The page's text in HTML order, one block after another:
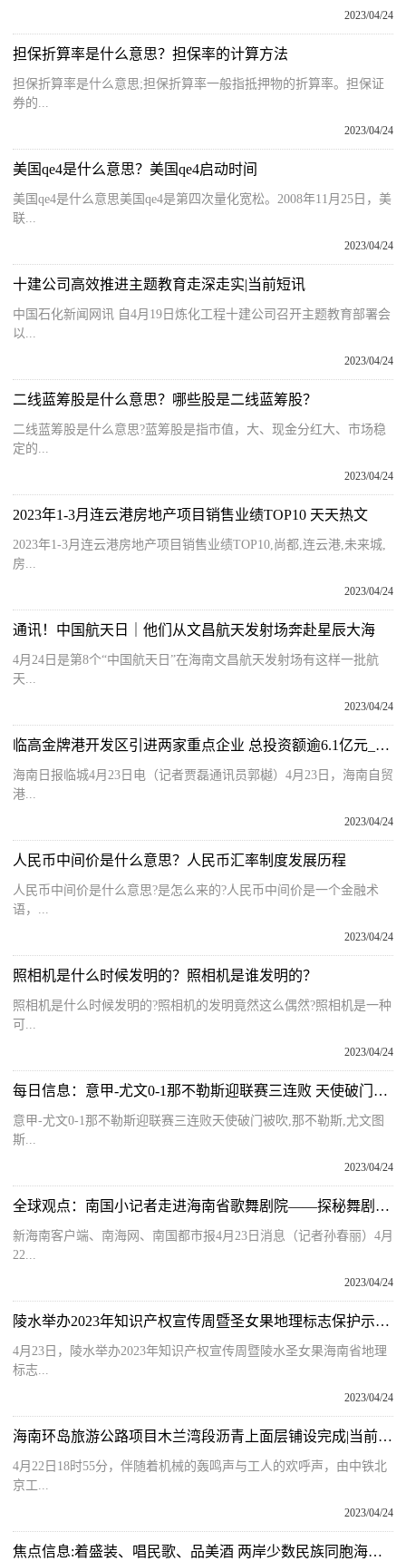
2023/04/24
担保折算率是什么意思？担保率的计算方法
担保折算率是什么意思;担保折算率一般指抵押物的折算率。担保证
券的...
2023/04/24
美国qe4是什么意思？美国qe4启动时间
美国qe4是什么意思美国qe4是第四次量化宽松。2008年11月25日，美
联...
2023/04/24
十建公司高效推进主题教育走深走实|当前短讯
中国石化新闻网讯 自4月19日炼化工程十建公司召开主题教育部署会
以...
2023/04/24
二线蓝筹股是什么意思？哪些股是二线蓝筹股？
二线蓝筹股是什么意思?蓝筹股是指市值，大、现金分红大、市场稳
定的...
2023/04/24
2023年1-3月连云港房地产项目销售业绩TOP10 天天热文
2023年1-3月连云港房地产项目销售业绩TOP10,尚都,连云港,未来城,
房...
2023/04/24
通讯！中国航天日｜他们从文昌航天发射场奔赴星辰大海
4月24日是第8个“中国航天日”在海南文昌航天发射场有这样一批航
天...
2023/04/24
临高金牌港开发区引进两家重点企业 总投资额逾6.1亿元_全球今亮点
海南日报临城4月23日电（记者贾磊通讯员郭樾）4月23日，海南自贸
港...
2023/04/24
人民币中间价是什么意思？人民币汇率制度发展历程
人民币中间价是什么意思?是怎么来的?人民币中间价是一个金融术
语，...
2023/04/24
照相机是什么时候发明的？照相机是谁发明的？
照相机是什么时候发明的?照相机的发明竟然这么偶然?照相机是一种
可...
2023/04/24
每日信息：意甲-尤文0-1那不勒斯迎联赛三连败 天使破门被吹
意甲-尤文0-1那不勒斯迎联赛三连败天使破门被吹,那不勒斯,尤文图
斯...
2023/04/24
全球观点：南国小记者走进海南省歌舞剧院——探秘舞剧《李白》台前幕后
新海南客户端、南海网、南国都市报4月23日消息（记者孙春丽）4月
22...
2023/04/24
陵水举办2023年知识产权宣传周暨圣女果地理标志保护示范区启动仪式
4月23日，陵水举办2023年知识产权宣传周暨陵水圣女果海南省地理
标志...
2023/04/24
海南环岛旅游公路项目木兰湾段沥青上面层铺设完成|当前头条
4月22日18时55分，伴随着机械的轰鸣声与工人的欢呼声，由中铁北
京工...
2023/04/24
焦点信息:着盛装、唱民歌、品美酒 两岸少数民族同胞海南同庆“三月三”